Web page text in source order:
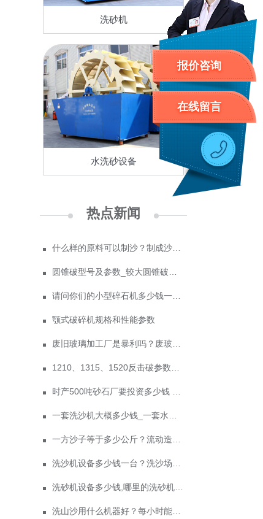
洗砂机
水洗砂设备
热点新闻
什么样的原料可以制沙？制成沙子成本多少
圆锥破型号及参数_较大圆锥破碎机型号
请问你们的小型碎石机多少钱一台？
颚式破碎机规格和性能参数
废旧玻璃加工厂是暴利吗？废玻璃加工设备多少钱？
1210、1315、1520反击破参数及价格
时产500吨砂石厂要投资多少钱 政府为什么不支持机制砂？
一套洗沙机大概多少钱_一套水洗砂设备价格
一方沙子等于多少公斤？流动造沙机多少钱？
洗沙机设备多少钱一台？洗沙场为什么暴利真相
洗砂机设备多少钱,哪里的洗砂机比较好
洗山沙用什么机器好？每小时能洗多少沙子？
报价咨询
在线留言